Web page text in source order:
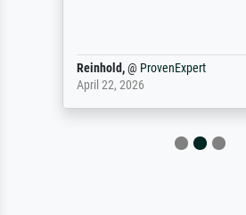
Reinhold,@ ProvenExpert
April 22, 2026